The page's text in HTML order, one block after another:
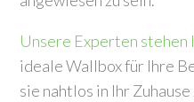
Unsere Experten stehen
ideale Wallbox für Ihre
sie nahtlos in Ihr